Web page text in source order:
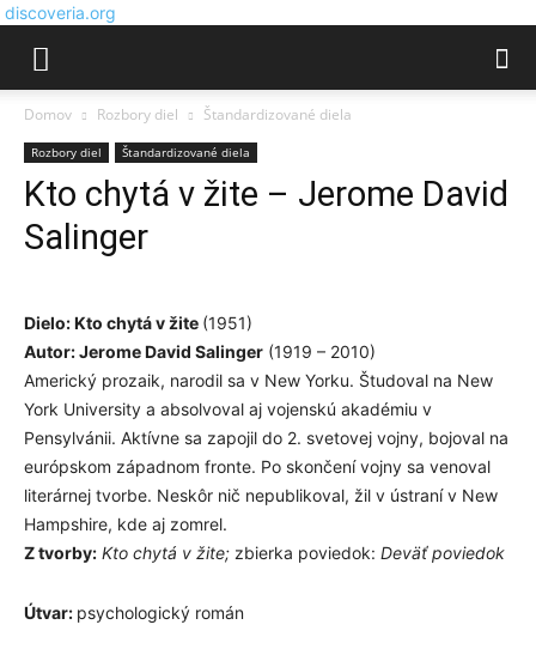
discoveria.org
Domov Rozbory diel Štandardizované diela
Rozbory diel Štandardizované diela
Kto chytá v žite – Jerome David
Salinger
Dielo: Kto chytá v žite (1951)
Autor: Jerome David Salinger (1919 – 2010)
Americký prozaik, narodil sa v New Yorku. Študoval na New
York University a absolvoval aj vojenskú akadémiu v
Pensylvánii. Aktívne sa zapojil do 2. svetovej vojny, bojoval na
európskom západnom fronte. Po skončení vojny sa venoval
literárnej tvorbe. Neskôr nič nepublikoval, žil v ústraní v New
Hampshire, kde aj zomrel.
Z tvorby: Kto chytá v žite; zbierka poviedok: Deväť poviedok
Útvar: psychologický román